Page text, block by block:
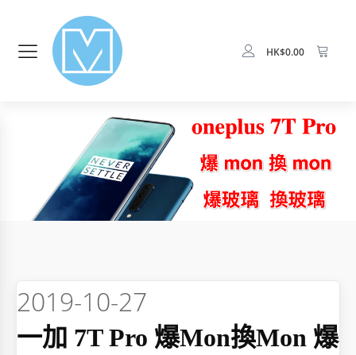
HK$0.00
2019-10-27
一加 7T Pro 爆mon換mon 爆